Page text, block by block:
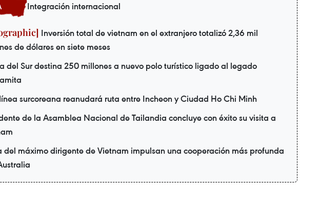
Integración internacional
Inversión total de vietnam en el extranjero totalizó 2,36 mil
de dólares en siete meses
del Sur destina 250 millones a nuevo polo turístico ligado al legado
surcoreana reanudará ruta entre Incheon y Ciudad Ho Chi Minh
de la Asamblea Nacional de Tailandia concluye con éxito su visita a
del máximo dirigente de Vietnam impulsan una cooperación más profunda